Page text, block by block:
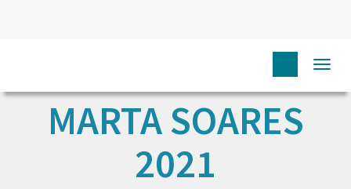
MARTA SOARES
2021